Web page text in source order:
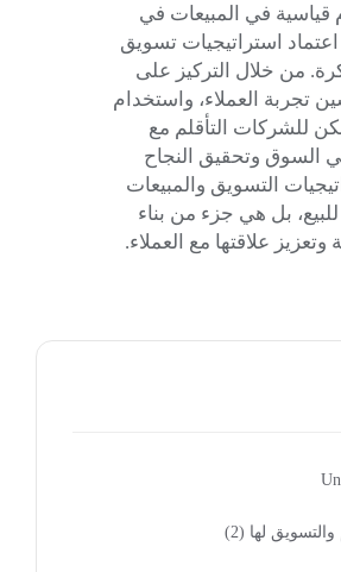
قياسية في المبيعات في
اعتماد استراتيجيات تسويق
من خلال التركيز على
تجربة العملاء، واستخدام
للشركات التأقلم مع
السوق وتحقيق النجاح
التسويق والمبيعات
بل هي جزء من بناء
وتعزيز علاقتها مع العملاء.
لها (2)